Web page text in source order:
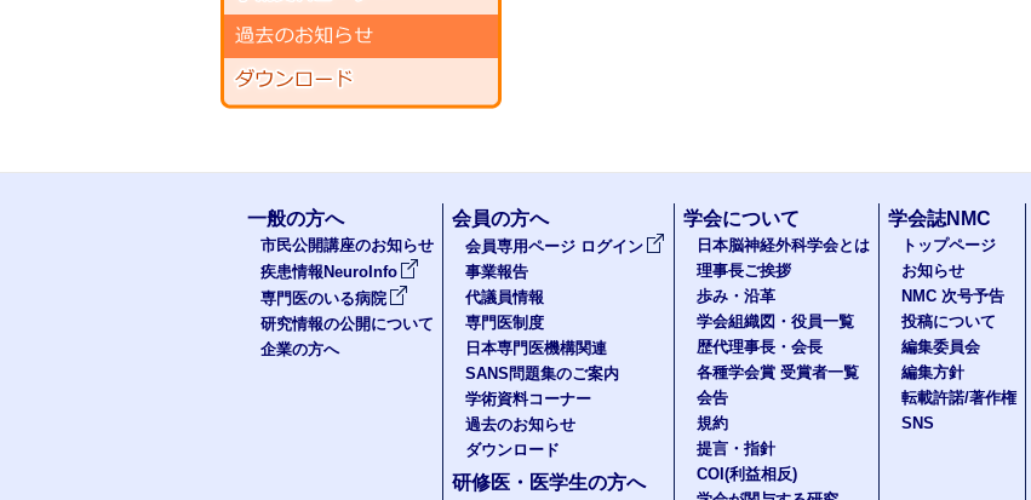
一般の方へ
市民公開講座のお知らせ
疾患情報NeuroInfo
専門医のいる病院
研究情報の公開について
企業の方へ
会員の方へ
会員専用ページ ログイン
事業報告
代議員情報
専門医制度
日本専門医機構関連
SANS問題集のご案内
学術資料コーナー
過去のお知らせ
ダウンロード
研修医・医学生の方へ
学会について
日本脳神経外科学会とは
理事長ご挨拶
歩み・沿革
学会組織図・役員一覧
歴代理事長・会長
各種学会賞 受賞者一覧
会告
規約
提言・指針
COI(利益相反)
学会誌NMC
トップページ
お知らせ
NMC 次号予告
投稿について
編集委員会
編集方針
転載許諾/著作権
SNS